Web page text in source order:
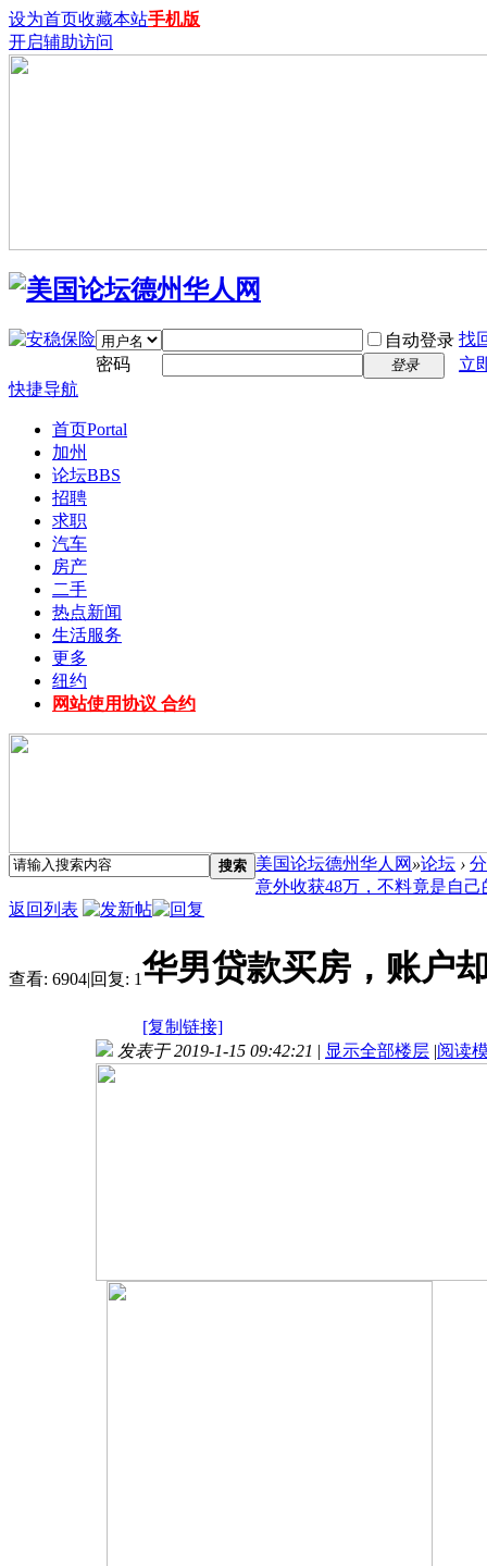
设为首页收藏本站手机版
开启辅助访问
自动登录 找
密码
登录
立
快捷导航
首页Portal
加州
论坛BBS
招聘
求职
汽车
房产
二手
热点新闻
生活服务
更多
纽约
网站使用协议 合约
搜索 美国论坛德州华人网 »论坛 ›
意外收获48万，不料竟是自己
返回列表
查看: 6904|回复: 1华男贷款买房，账户
[复制链接]
发表于 2019-1-15 09:42:21 | 显示全部楼层 |阅读